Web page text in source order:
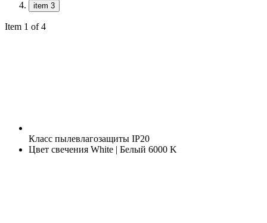
item 3
Item 1 of 4
Класс пылевлагозащиты IP20
Цвет свечения White | Белый 6000 K